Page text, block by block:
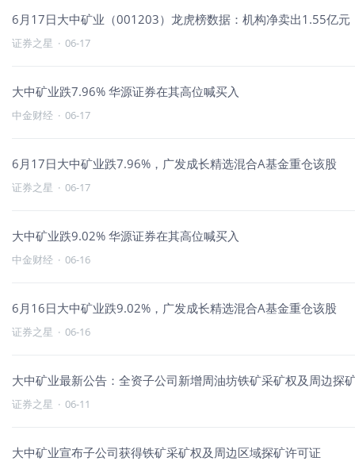
6月17日大中矿业（001203）龙虎榜数据：机构净卖出1.55亿
证券之星 · 06-17
大中矿业跌7.96% 华源证券在其高位喊买入
中金财经 · 06-17
6月17日大中矿业跌7.96%，广发成长精选混合A基金重仓该股
证券之星 · 06-17
大中矿业跌9.02% 华源证券在其高位喊买入
中金财经 · 06-16
6月16日大中矿业跌9.02%，广发成长精选混合A基金重仓该股
证券之星 · 06-16
大中矿业最新公告：全资子公司新增周油坊铁矿采矿权及周边探
证券之星 · 06-11
大中矿业宣布子公司获得铁矿采矿权及周边区域探矿许可证